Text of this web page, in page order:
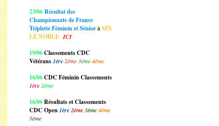
23/06 Résultat des
Championnats de France
Triplette Féminin et SénioràSIN
LE NOBLEICI
19/06Classements CDC
Vétérans1ère 2ème 3ème4ème
16/06CDC Féminin Classements
1ère2ème
16/06Résultats et Classements
CDC Open1ère2ème3ème4ème
5ème